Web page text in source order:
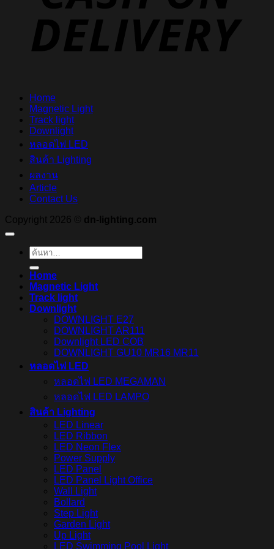
Home
Magnetic Light
Track light
Downlight
หลอดไฟ LED
สินค้า Lighting
ผลงาน
Article
Contact Us
Copyright 2026 © dn-lighting.com
ค้นหา:
Home
Magnetic Light
Track light
Downlight
DOWNLIGHT E27
DOWNLIGHT AR111
Downlight LED COB
DOWNLIGHT GU10 MR16 MR11
หลอดไฟ LED
หลอดไฟ LED MEGAMAN
หลอดไฟ LED LAMPO
สินค้า Lighting
LED Linear
LED Ribbon
LED Neon Flex
Power Supply
LED Panel
LED Panel Light Office
Wall Light
Bollard
Step Light
Garden Light
Up Light
LED Swimming Pool Light